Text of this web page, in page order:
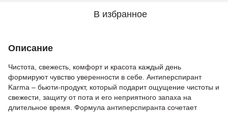
В избранное
Описание
Чистота, свежесть, комфорт и красота каждый день
формируют чувство уверенности в себе. Антиперспирант
Karma – бьюти-продукт, который подарит ощущение чистоты и
свежести, защиту от пота и его неприятного запаха на
длительное время. Формула антиперспиранта сочетает